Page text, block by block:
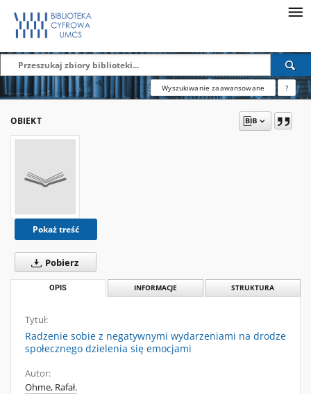
Wyszukiwanie zaawansowane ?
OBIEKT
Pokaż treść
Pobierz
OPIS INFORMACJE STRUKTURA
Tytuł:
Radzenie sobie z negatywnymi wydarzeniami na drodze
społecznego dzielenia się emocjami
Autor:
Ohme, Rafał.